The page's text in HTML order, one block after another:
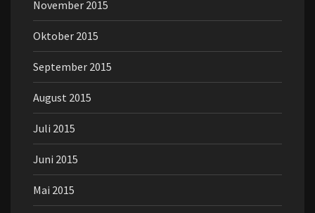
November 2015
Oktober 2015
September 2015
August 2015
Juli 2015
Juni 2015
Mai 2015